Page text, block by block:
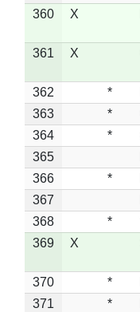
360
X
361 X
362 *
363
*
364
*
365
366
*
367
368
*
369
X
370 *
371
*